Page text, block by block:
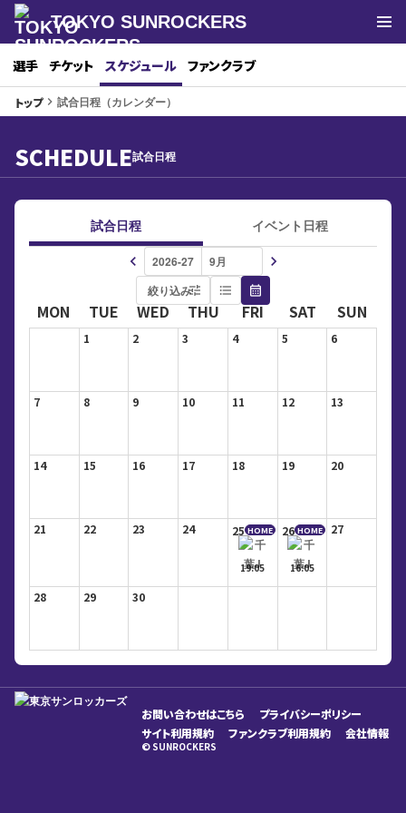
TOKYO SUNROCKERS
選手 チケット スケジュール ファンクラブ
トップkeyboard_arrow_right 試合日程（カレンダー）
SCHEDULE試合日程
試合日程
イベント日程
keyboard_arrow_left
keyboard_arrow_right
絞り込みtune format_list_bulleted calendar_month
MON TUE WED THU FRI SAT SUN
1 2 3 4 5 6
7 8 9 10 11 12 13
14 15 16 17 18 19 20
21 22 23 24 25 HOME
19:05
26 HOME
16:05
27
28 29 30
お問い合わせはこちら
プライバシーポリシー
サイト利用規約
ファンクラブ利用規約 会社情報
© SUNROCKERS